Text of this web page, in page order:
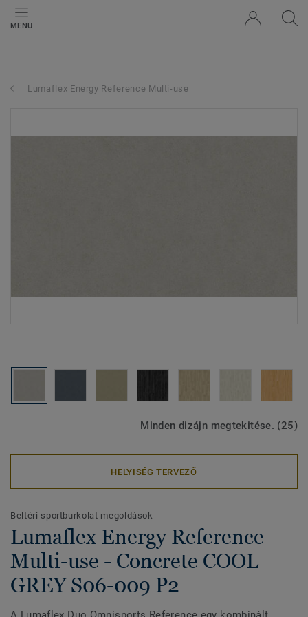
MENU
Lumaflex Energy Reference Multi-use
Minden dizájn megtekitése. (25)
HELYISÉG TERVEZŐ
Beltéri sportburkolat megoldások
Lumaflex Energy Reference
Multi-use - Concrete COOL
GREY S06-009 P2